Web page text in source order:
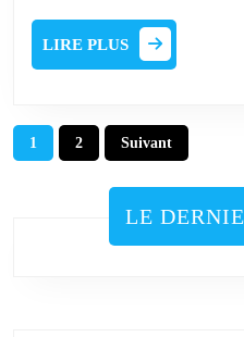
LIRE PLUS
PLUS
Pagination
des
publications
1 2 Suivant
LE